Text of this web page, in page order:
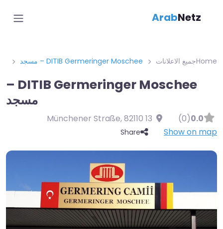
ArabNetz
Homeجميع الاعلانات DITIB Germeringer Moschee – مسجد
DITIB Germeringer Moschee –
مسجد
0.0
(0)
13 Münchener Straße
,82110
Show on map
Share